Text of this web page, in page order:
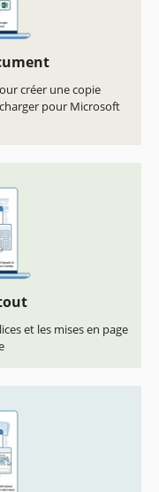
créer une copie
pour Microsoft
et les mises en page